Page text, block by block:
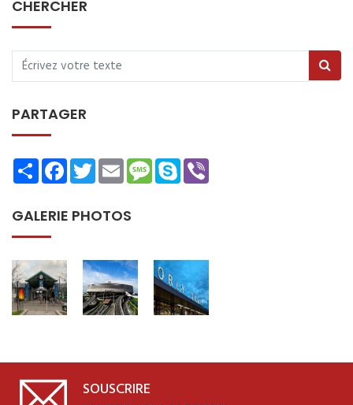
CHERCHER
PARTAGER
ShareFacebookTwitterEmailMessage
Skype
GALERIE PHOTOS
SOUSCRIRE